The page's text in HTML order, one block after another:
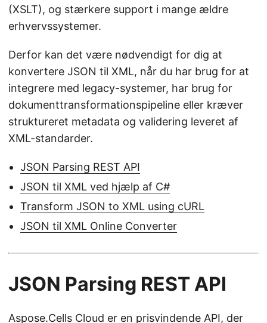
(XSLT), og stærkere support i mange ældre
erhvervssystemer.
Derfor kan det være nødvendigt for dig at
konvertere JSON til XML, når du har brug for at
integrere med legacy-systemer, har brug for
dokumenttransformationspipeline eller kræver
struktureret metadata og validering leveret af
XML-standarder.
JSON Parsing REST API
JSON til XML ved hjælp af C#
Transform JSON to XML using cURL
JSON til XML Online Converter
JSON Parsing REST API
Aspose.Cells Cloud er en prisvindende API, der